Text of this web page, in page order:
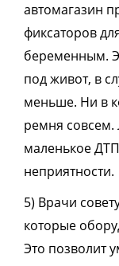
автомагазин
фиксаторов
беременным.
под живот, в
меньше. Ни в
ремня совсем.
маленькое
неприятности.
5) Врачи
которые
Это позволит